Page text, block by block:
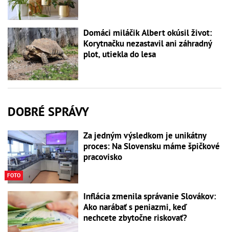
Domáci miláčik Albert okúsil život:
Korytnačku nezastavil ani záhradný
plot, utiekla do lesa
DOBRÉ SPRÁVY
FOTO
Za jedným výsledkom je unikátny
proces: Na Slovensku máme špičkové
pracovisko
Inflácia zmenila správanie Slovákov:
Ako narábať s peniazmi, keď
nechcete zbytočne riskovať?